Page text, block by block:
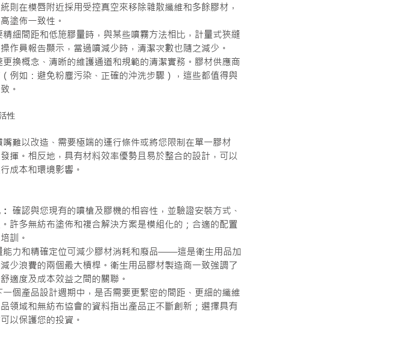
則在模唇附近採用受控真空來移除雜散纖維和多餘膠材，
塗佈一致性。
精細間距和低施膠量時，與某些噴霧方法相比，計量式狹縫
作員報告顯示，當過噴減少時，清潔次數也隨之減少。
更換概念、清晰的維護通道和規範的清潔實務。膠材供應商
例如：避免粉塵污染、正確的沖洗步驟），這些都值得與
。
性
嘴難以改造、需要極端的運行條件或將您限制在單一膠材
揮。相反地，具有材料效率優勢且易於整合的設計，可以
成本和環境影響。
確認與您現有的噴槍及膠機的相容性，並驗證安裝方式、
許多無紡布塗佈和複合解決方案是模組化的；合適的配置
訓。
能力和精確定位可減少膠材消耗和廢品——這是衛生用品加
少浪費的兩個最大槓桿。衛生用品膠材製造商一致強調了
適度及成本效益之間的關聯。
一個產品設計週期中，是否需要更緊密的間距、更細的纖維
領域和無紡布協會的資料指出產品正不斷創新；選擇具有
以保護您的投資。